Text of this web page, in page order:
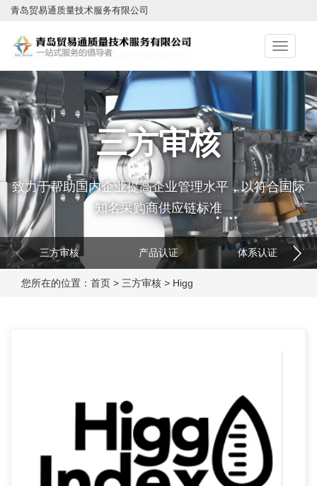
青岛贸易通质量技术服务有限公司
切
三方审核
致力于帮助国内企业提高企业管理水平，以符合国际
知名采购商供应链标准
三方审核 产品认证 体系认证
您所在的位置： 首页 > 三方审核 > Higg